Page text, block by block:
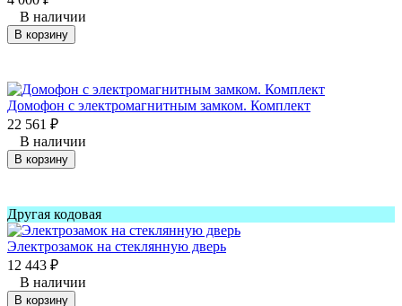
В наличии
В корзину
Домофон с электромагнитным замком. Комплект
22 561 ₽
В наличии
В корзину
Другая кодовая
Электрозамок на стеклянную дверь
12 443 ₽
В наличии
В корзину